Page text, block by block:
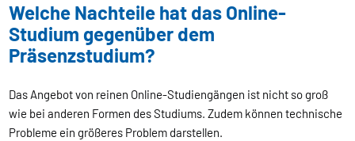
Welche Nachteile hat das Online-
Studium gegenüber dem
Präsenzstudium?
Das Angebot von reinen Online-Studiengängen ist nicht so groß
wie bei anderen Formen des Studiums. Zudem können technische
Probleme ein größeres Problem darstellen.